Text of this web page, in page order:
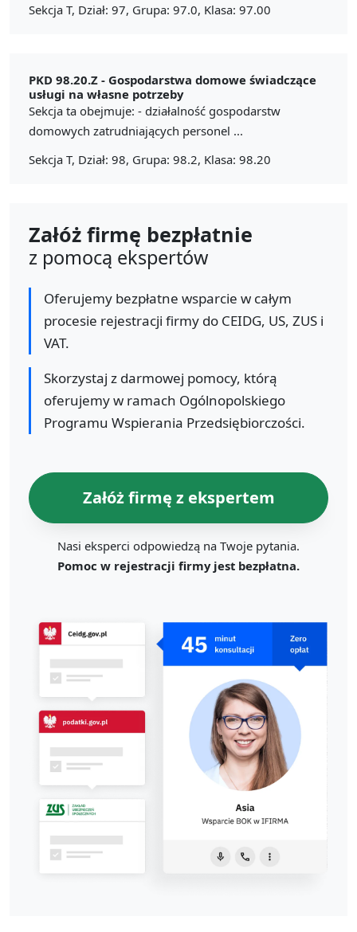
Sekcja T, Dział: 97, Grupa: 97.0, Klasa: 97.00
PKD 98.20.Z - Gospodarstwa domowe świadczące
usługi na własne potrzeby
Sekcja ta obejmuje: - działalność gospodarstw
domowych zatrudniających personel ...
Sekcja T, Dział: 98, Grupa: 98.2, Klasa: 98.20
Załóż firmę bezpłatnie
z pomocą ekspertów
Oferujemy bezpłatne wsparcie w całym
procesie rejestracji firmy do CEIDG, US, ZUS i
VAT.
Skorzystaj z darmowej pomocy, którą
oferujemy w ramach Ogólnopolskiego
Programu Wspierania Przedsiębiorczości.
Załóż firmę z ekspertem
Nasi eksperci odpowiedzą na Twoje pytania.
Pomoc w rejestracji firmy jest bezpłatna.